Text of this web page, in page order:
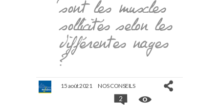
sont les muscles
sollicités selon les
différentes nages
?
15 août 2021 NOS CONSEILS
2